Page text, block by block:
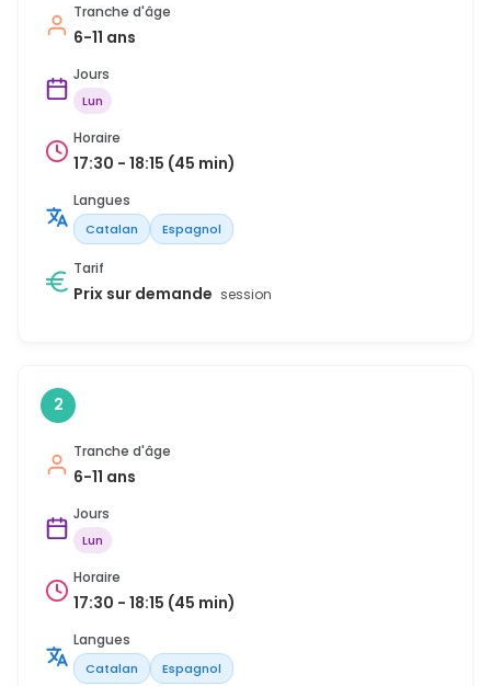
Tranche d'âge
6-11 ans
Jours
Lun
Horaire
17:30 - 18:15 (45 min)
Langues
Catalan Espagnol
Tarif
Prix sur demande session
2
Tranche d'âge
6-11 ans
Jours
Lun
Horaire
17:30 - 18:15 (45 min)
Langues
Catalan Espagnol